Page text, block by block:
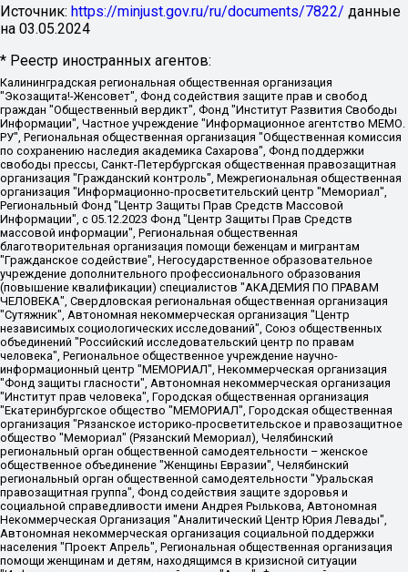
Источник: https://minjust.gov.ru/ru/documents/7822/ данные
на 03.05.2024
* Реестр иностранных агентов:
Калининградская региональная общественная организация "Экозащита!-Женсовет", Фонд содействия защите прав и свобод граждан "Общественный вердикт", Фонд "Институт Развития Свободы Информации", Частное учреждение "Информационное агентство МЕМО. РУ", Региональная общественная организация "Общественная комиссия по сохранению наследия академика Сахарова", Фонд поддержки свободы прессы, Санкт-Петербургская общественная правозащитная организация "Гражданский контроль", Межрегиональная общественная организация "Информационно-просветительский центр "Мемориал", Региональный Фонд "Центр Защиты Прав Средств Массовой Информации", с 05.12.2023 Фонд "Центр Защиты Прав Средств массовой информации", Региональная общественная благотворительная организация помощи беженцам и мигрантам "Гражданское содействие", Негосударственное образовательное учреждение дополнительного профессионального образования (повышение квалификации) специалистов "АКАДЕМИЯ ПО ПРАВАМ ЧЕЛОВЕКА", Свердловская региональная общественная организация "Сутяжник", Автономная некоммерческая организация "Центр независимых социологических исследований", Союз общественных объединений "Российский исследовательский центр по правам человека", Региональное общественное учреждение научно-информационный центр "МЕМОРИАЛ", Некоммерческая организация "Фонд защиты гласности", Автономная некоммерческая организация "Институт прав человека", Городская общественная организация "Екатеринбургское общество "МЕМОРИАЛ", Городская общественная организация "Рязанское историко-просветительское и правозащитное общество "Мемориал" (Рязанский Мемориал), Челябинский региональный орган общественной самодеятельности – женское общественное объединение "Женщины Евразии", Челябинский региональный орган общественной самодеятельности "Уральская правозащитная группа", Фонд содействия защите здоровья и социальной справедливости имени Андрея Рылькова, Автономная Некоммерческая Организация "Аналитический Центр Юрия Левады", Автономная некоммерческая организация социальной поддержки населения "Проект Апрель", Региональная общественная организация помощи женщинам и детям, находящимся в кризисной ситуации "Информационно-методический центр "Анна", Фонд содействия развитию массовых коммуникаций и правовому просвещению "Так-так-Так", Фонд содействия устойчивому развитию "Серебряная тайга", Свердловский региональный общественный фонд социальных проектов "Новое время", "Idel.Реалии", Кавказ.Реалии, Крым.Реалии, Телеканал Настоящее Время, Татаро-башкирская служба Радио Свобода (Azatliq Radiosi), Радио Свободная Европа/Радио Свобода (PCE/PC), "Сибирь.Реалии", "Фактограф", Благотворительный фонд помощи осужденным и их семьям, Автономная некоммерческая организация "Институт глобализации и социальных движений", Фонд "В защиту прав заключенных", Частное учреждение "Центр поддержки и содействия развитию средств массовой информации", Пензенский региональный общественный благотворительный фонд "Гражданский союз", "Север.Реалии", Некоммерческая организация Фонд "Правовая инициатива", Общество с ограниченной ответственностью "Радио Свободная Европа/Радио Свобода", Чешское информационное агентство "MEDIUM-ORIENT", Красноярская региональная общественная организация "Мы против СПИДа", Камалягин Денис Николаевич, Маркелов Сергей Евгеньевич, Пономарев Лев Александрович, Савицкая Людмила Алексеевна, Автономная некоммерческая организация "Центр по работе с проблемой насилия "НАСИЛИЮ.НЕТ", Межрегиональный профессиональный союз работников здравоохранения "Альянс врачей", Юридическое лицо, зарегистрированное в Латвийской Республике, SIA "Medusa Project" (регистрационный номер 40103797863, дата регистрации 10.06.2014), Некоммерческая организация "Фонд по борьбе с коррупцией", Автономная некоммерческая организация "Институт права и публичной политики", Баданин Роман Сергеевич, Гликин Максим Александрович, Железнова Мария Михайловна, Лукьянова Юлия Сергеевна, Маетная Елизавета Витальевна, Маняхин Петр Борисович, Чуракова Ольга Владимировна, Ярош Юлия Петровна, Юридическое лицо "The Insider SIA", зарегистрированное в Риге, Латвийская Республика (дата регистрации 26.06.2015), являющееся администратором доменного имени интернет-издания "The Insider SIA", https://theins.ru, Постернак Алексей Евгеньевич, Рубин Михаил Аркадьевич, Анин Роман Александрович, Юридическое лицо Istories fonds, зарегистрированное в Латвийской Республике (регистрационный номер 50008295751, дата регистрации 24.02.2020), Великовский Дмитрий Александрович, Долинина Ирина Николаевна, Мароховская Алеся Алексеевна, Шлейнов Роман Юрьевич, Шмагун Олеся Валентиновна, Общество с ограниченной ответственностью "Альтаир 2021", Общество с ограниченной ответственностью "Вега 2021", Общество с ограниченной ответственностью "Главный редактор 2021", Общество с ограниченной ответственностью "Ромашки монолит", Важенков Артем Валерьевич, Ивановская областная общественная организация "Центр гендерных исследований", Гурман Юрий Альбертович, Медиапроект "ОВД-Инфо", Егоров Владимир Владимирович, Жилинский Владимир Александрович, Общество с ограниченной ответственностью "ЗП", Иванова София Юрьевна, Карезина Инна Павловна, Кильтау Екатерина Викторовна, Петров Алексей Викторович, Пискунов Сергей Евгеньевич, Смирнов Сергей Сергеевич, Тихонов Михаил Сергеевич, Общество с ограниченной ответственностью "ЖУРНАЛИСТ-ИНОСТРАННЫЙ АГЕНТ", Арапова Галина Юрьевна, Вольтская Татьяна Анатольевна, Американская компания "Mason G.E.S. Anonymous Foundation" (США), являющаяся владельцем интернет-издания https://mnews.world/, Компания "Stichting Bellingcat", зарегистрированная в Нидерландах (дата регистрации 11.07.2018), Захаров Андрей Вячеславович, Клепиковская Екатерина Дмитриевна, Общество с ограниченной ответственностью "МЕМО", Перл Роман Александрович, Симонов Евгений Алексеевич, Соловьева Елена Анатольевна, Сотников Даниил Владимирович, Сурначева Елизавета Дмитриевна, Автономная некоммерческая организация по защите прав человека и информированию населения "Якутия – Наше Мнение", Общество с ограниченной ответственностью "Москоу диджитал медиа", с 26.01.2023 Общество с ограниченной ответственностью "Чайка Белые сады", Ветошкина Валерия Валерьевна, Заговора Максим Александрович, Межрегиональное общественное движение "Российская ЛГБТ - сеть", Оленичев Максим Владимирович, Павлов Иван Юрьевич, Скворцова Елена Сергеевна, Общество с ограниченной ответственностью "Как бы инагент", Кочетков Игорь Викторович, Общество с ограниченной ответственностью "Честные выборы", Еланчик Олег Александрович, Общество с ограниченной ответственностью "Нобелевский призыв", Гималова Регина Эмилевна, Григорьев Андрей Валерьевич, Григорьева Алина Александровна, Ассоциация по содействию защите прав призывников, альтернативнослужащих и военнослужащих "Правозащитная группа "Гражданин.Армия.Право", Хисамова Регина Фаритовна, Автономная некоммерческая организация по реализации социально-правовых программ "Лилит", Дальневосточное общественное движение "Маяк", Санкт-Петербургская ЛГБТ-инициативная группа "Выход", Инициативная группа ЛГБТ+ "Реверс", Алексеев Андрей Викторович, Бекбулатова Таисия Львовна, Беляев Иван Михайлович, Владыкина Елена Сергеевна, Гельман Марат Александрович, Никульшина Вероника Юрьевна, Толоконникова Надежда Андреевна, Шендерович Виктор Анатольевич, Общество с ограниченной ответственностью "Данное сообщение", Общество с ограниченной ответственностью Издательский дом "Новая глава", Айнбиндер Александра Александровна, Московский комьюнити-центр для ЛГБТ+инициатив, Благотворительный фонд развития филантропии, Deutsche Welle (Германия, Kurt-Schumacher-Strasse 3, 53113 Bonn), Борзунова Мария Михайловна, Воробьев Виктор Викторович, Голубева Анна Львовна, Константинова Алла Михайловна, Малкова Ирина Владимировна, Мурадов Мурад Абдулгалимович, Осетинская Елизавета Николаевна, Понасенков Евгений Николаевич, Ганапольский Матвей Юрьевич, Киселев Евгений Алексеевич, Борухович Ирина Григорьевна, Дремин Иван Тимофеевич, Дубровский Дмитрий Викторович, Красноярская региональная общественная организация поддержки и развития альтернативных образовательных технологий и межкультурных коммуникаций "ИНТЕРРА", Маяковская Екатерина Алексеевна, Фейгин Марк Захарович, Филимонов Андрей Викторович, Дзугкоева Регина Николаевна, Доброхотов Роман Александрович, Дудь Юрий Александрович, Елкин Сергей Владимирович, Кругликов Кирилл Игоревич, Сабунаева Мария Леонидовна, Семенов Алексей Владимирович, Шаинян Карен Багратович, Шульман Екатерина Михайловна, Асафьев Артур Валерьевич, Вахштайн Виктор Семенович, Венедиктов Алексей Алексеевич, Лушникова Екатерина Евгеньевна, Волков Леонид Михайлович, Невзоров Александр Глебович, Пархоменко Сергей Борисович, Сироткин Ярослав Николаевич, Кара-Мурза Владимир Владимирович, Баранова Наталья Владимировна, Гозман Леонид Яковлевич, Кагарлицкий Борис Юльевич, Климарев Михаил Валерьевич, Милов Владимир Станиславович, Автономная некоммерческая организация Краснодарский центр современного искусства "Типография", Моргенштерн Алишер Тагирович, Соболь Любовь Эдуардовна, Общество с ограниченной ответственностью "ЛИЗА НОРМ", Каспаров Гарри Кимович, Ходорковский Михаил Борисович, Общество с ограниченной ответственностью "Апрельские тезисы", Данилович Ирина Брониславовна, Кашин Олег Владимирович, Петров Николай Владимирович, Пивоваров Алексей Владимирович, Соколов Михаил Владимирович, Цветкова Юлия Владимировна, Чичваркин Евгений Александрович, Комитет против пыток/Команда против пыток, Общество с ограниченной ответственностью "Первый научный", Общество с ограниченной ответственностью "Вертолет и ко", Белоцерковская Вероника Борисовна, Кац Максим Евгеньевич, Лазарева Татьяна Юрьевна, Шаведдинов Руслан Табризович, Яшин Илья Валерьевич, Общество с ограниченной ответственностью "Иноагент ААВ", Алешковский Дмитрий Петрович, Альбац Евгения Марковна, Быков Дмитрий Львович, Галямина Юлия Евгеньевна, Лойко Сергей Леонидович, Мартынов Кирилл Константинович, Медведев Сергей Александрович, Крашенинников Федор Геннадиевич, Гордеева Катерина Вл